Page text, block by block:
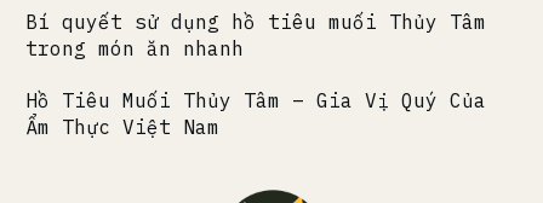
Bí quyết sử dụng hồ tiêu muối Thủy Tâm
trong món ăn nhanh
Hồ Tiêu Muối Thủy Tâm – Gia Vị Quý Của
Ẩm Thực Việt Nam